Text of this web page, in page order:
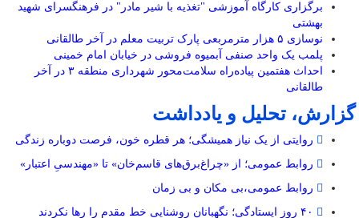
برگزاری کارگاه آموزشی "تغذیه با شیر مادر" در فرهنگسرای شهید
بهشتی
نوسازی ۵ هزار مترمربعی پارک تربیت معلم در آخر طالقانی
پلمب یک واحد صنفی آبمیوه فروشی در خیابان امام خمینی
احداث هفتمین پیاده‌راه سلامت‌محور شهرداری منطقه ۳ در آخر
طالقانی
گزارش، تحلیل و یادداشت
روایتی از یک نیاز همیشگی؛ هر قطره خون، فرصت دوباره زندگی
روابط عمومی؛ از «چراغ‌برق‌های قاسم‌خان» تا «مهندسیِ اعتبار»
روابط عمومی،بی مکان و بی زمان